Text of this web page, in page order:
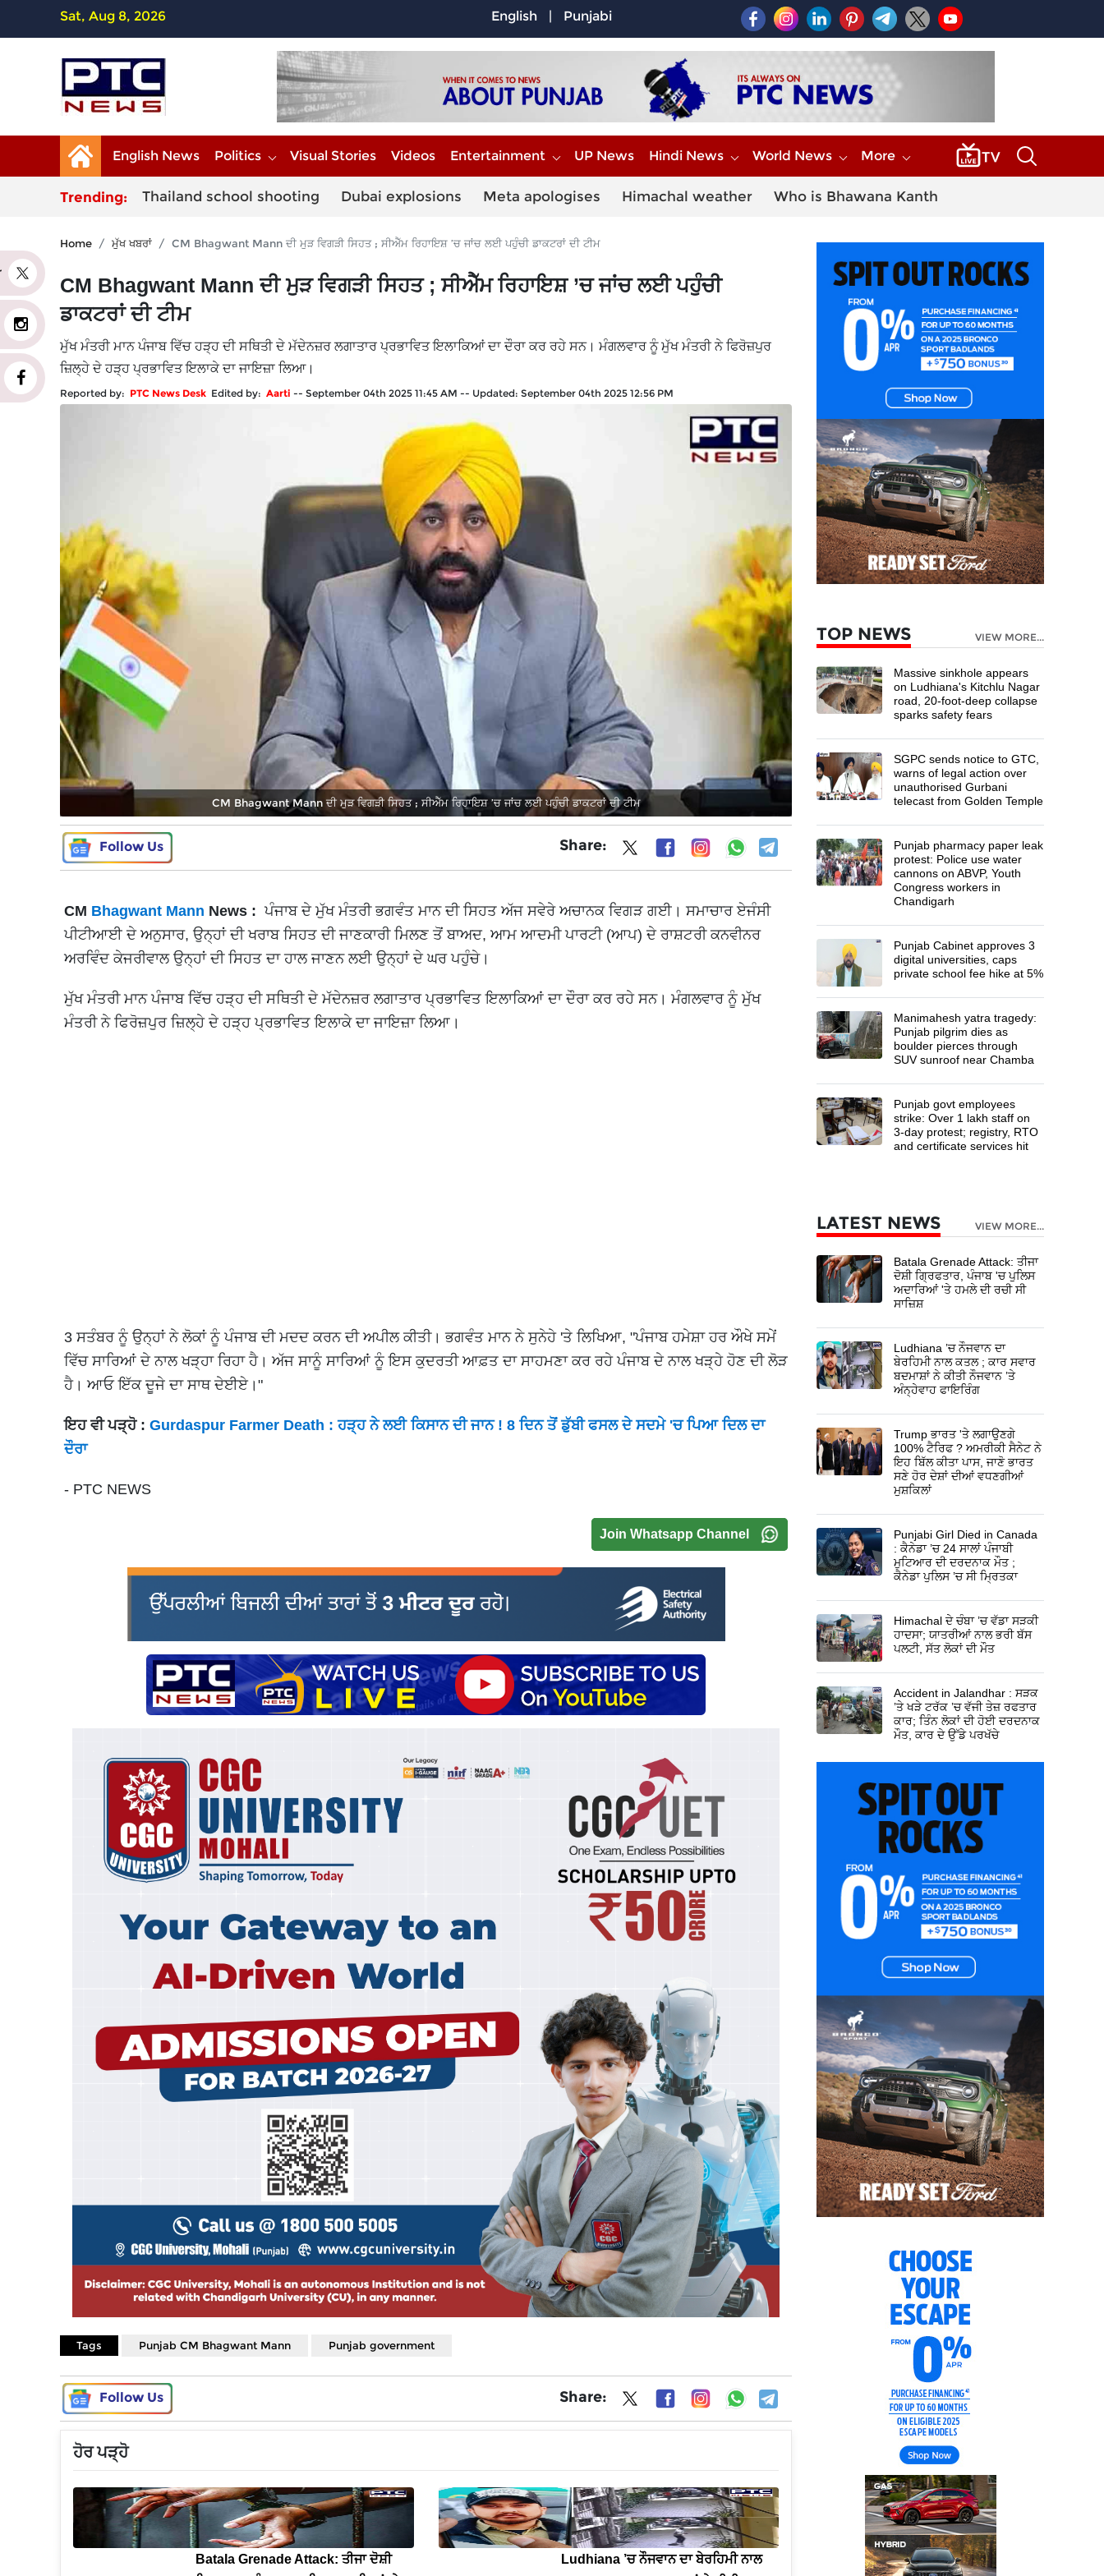
Sat, Aug 8, 2026 English | Punjabi
English News Politics Visual Stories Videos Entertainment UP News Hindi News World News More
Trending: Thailand school shooting Dubai explosions Meta apologises Himachal weather Who is Bhawana Kanth
Home ਮੁੱਖ ਖਬਰਾਂ CM Bhagwant Mann ਦੀ ਮੁੜ ਵਿਗੜੀ ਸਿਹਤ ; ਸੀਐੱਮ ਰਿਹਾਇਸ਼ ’ਚ ਜਾਂਚ ਲਈ ਪਹੁੰਚੀ ਡਾਕਟਰਾਂ ਦੀ ਟੀਮ
CM Bhagwant Mann ਦੀ ਮੁੜ ਵਿਗੜੀ ਸਿਹਤ ; ਸੀਐੱਮ ਰਿਹਾਇਸ਼ ’ਚ ਜਾਂਚ ਲਈ ਪਹੁੰਚੀ
ਡਾਕਟਰਾਂ ਦੀ ਟੀਮ
ਮੁੱਖ ਮੰਤਰੀ ਮਾਨ ਪੰਜਾਬ ਵਿੱਚ ਹੜ੍ਹ ਦੀ ਸਥਿਤੀ ਦੇ ਮੱਦੇਨਜ਼ਰ ਲਗਾਤਾਰ ਪ੍ਰਭਾਵਿਤ ਇਲਾਕਿਆਂ ਦਾ ਦੌਰਾ ਕਰ ਰਹੇ ਸਨ। ਮੰਗਲਵਾਰ ਨੂੰ ਮੁੱਖ ਮੰਤਰੀ ਨੇ ਫਿਰੋਜ਼ਪੁਰ
ਜ਼ਿਲ੍ਹੇ ਦੇ ਹੜ੍ਹ ਪ੍ਰਭਾਵਿਤ ਇਲਾਕੇ ਦਾ ਜਾਇਜ਼ਾ ਲਿਆ।
Reported by: PTC News Desk Edited by: Aarti -- September 04th 2025 11:45 AM -- Updated: September 04th 2025 12:56 PM
CM Bhagwant Mann ਦੀ ਮੁੜ ਵਿਗੜੀ ਸਿਹਤ ; ਸੀਐੱਮ ਰਿਹਾਇਸ਼ ’ਚ ਜਾਂਚ ਲਈ ਪਹੁੰਚੀ ਡਾਕਟਰਾਂ ਦੀ ਟੀਮ
Follow Us Share:
CM Bhagwant Mann News : ਪੰਜਾਬ ਦੇ ਮੁੱਖ ਮੰਤਰੀ ਭਗਵੰਤ ਮਾਨ ਦੀ ਸਿਹਤ ਅੱਜ ਸਵੇਰੇ ਅਚਾਨਕ ਵਿਗੜ ਗਈ। ਸਮਾਚਾਰ ਏਜੰਸੀ
ਪੀਟੀਆਈ ਦੇ ਅਨੁਸਾਰ, ਉਨ੍ਹਾਂ ਦੀ ਖਰਾਬ ਸਿਹਤ ਦੀ ਜਾਣਕਾਰੀ ਮਿਲਣ ਤੋਂ ਬਾਅਦ, ਆਮ ਆਦਮੀ ਪਾਰਟੀ (ਆਪ) ਦੇ ਰਾਸ਼ਟਰੀ ਕਨਵੀਨਰ
ਅਰਵਿੰਦ ਕੇਜਰੀਵਾਲ ਉਨ੍ਹਾਂ ਦੀ ਸਿਹਤ ਦਾ ਹਾਲ ਜਾਣਨ ਲਈ ਉਨ੍ਹਾਂ ਦੇ ਘਰ ਪਹੁੰਚੇ।
ਮੁੱਖ ਮੰਤਰੀ ਮਾਨ ਪੰਜਾਬ ਵਿੱਚ ਹੜ੍ਹ ਦੀ ਸਥਿਤੀ ਦੇ ਮੱਦੇਨਜ਼ਰ ਲਗਾਤਾਰ ਪ੍ਰਭਾਵਿਤ ਇਲਾਕਿਆਂ ਦਾ ਦੌਰਾ ਕਰ ਰਹੇ ਸਨ। ਮੰਗਲਵਾਰ ਨੂੰ ਮੁੱਖ
ਮੰਤਰੀ ਨੇ ਫਿਰੋਜ਼ਪੁਰ ਜ਼ਿਲ੍ਹੇ ਦੇ ਹੜ੍ਹ ਪ੍ਰਭਾਵਿਤ ਇਲਾਕੇ ਦਾ ਜਾਇਜ਼ਾ ਲਿਆ।
3 ਸਤੰਬਰ ਨੂੰ ਉਨ੍ਹਾਂ ਨੇ ਲੋਕਾਂ ਨੂੰ ਪੰਜਾਬ ਦੀ ਮਦਦ ਕਰਨ ਦੀ ਅਪੀਲ ਕੀਤੀ। ਭਗਵੰਤ ਮਾਨ ਨੇ ਸੁਨੇਹੇ 'ਤੇ ਲਿਖਿਆ, "ਪੰਜਾਬ ਹਮੇਸ਼ਾ ਹਰ ਔਖੇ ਸਮੇਂ
ਵਿੱਚ ਸਾਰਿਆਂ ਦੇ ਨਾਲ ਖੜ੍ਹਾ ਰਿਹਾ ਹੈ। ਅੱਜ ਸਾਨੂੰ ਸਾਰਿਆਂ ਨੂੰ ਇਸ ਕੁਦਰਤੀ ਆਫ਼ਤ ਦਾ ਸਾਹਮਣਾ ਕਰ ਰਹੇ ਪੰਜਾਬ ਦੇ ਨਾਲ ਖੜ੍ਹੇ ਹੋਣ ਦੀ ਲੋੜ
ਹੈ। ਆਓ ਇੱਕ ਦੂਜੇ ਦਾ ਸਾਥ ਦੇਈਏ।"
ਇਹ ਵੀ ਪੜ੍ਹੋ : Gurdaspur Farmer Death : ਹੜ੍ਹ ਨੇ ਲਈ ਕਿਸਾਨ ਦੀ ਜਾਨ ! 8 ਦਿਨ ਤੋਂ ਡੁੱਬੀ ਫਸਲ ਦੇ ਸਦਮੇ 'ਚ ਪਿਆ ਦਿਲ ਦਾ
ਦੌਰਾ
- PTC NEWS
Join Whatsapp Channel
Tags Punjab CM Bhagwant Mann Punjab government
Follow Us Share:
ਹੋਰ ਪੜ੍ਹੋ
Batala Grenade Attack: ਤੀਜਾ ਦੋਸ਼ੀ
Ludhiana ’ਚ ਨੌਜਵਾਨ ਦਾ ਬੇਰਹਿਮੀ ਨਾਲ
TOP NEWS VIEW MORE...
Massive sinkhole appears
on Ludhiana's Kitchlu Nagar
road, 20-foot-deep collapse
sparks safety fears
SGPC sends notice to GTC,
warns of legal action over
unauthorised Gurbani
telecast from Golden Temple
Punjab pharmacy paper leak
protest: Police use water
cannons on ABVP, Youth
Congress workers in
Chandigarh
Punjab Cabinet approves 3
digital universities, caps
private school fee hike at 5%
Manimahesh yatra tragedy:
Punjab pilgrim dies as
boulder pierces through
SUV sunroof near Chamba
Punjab govt employees
strike: Over 1 lakh staff on
3-day protest; registry, RTO
and certificate services hit
LATEST NEWS VIEW MORE...
Batala Grenade Attack: ਤੀਜਾ
ਦੋਸ਼ੀ ਗ੍ਰਿਫਤਾਰ, ਪੰਜਾਬ 'ਚ ਪੁਲਿਸ
ਅਦਾਰਿਆਂ 'ਤੇ ਹਮਲੇ ਦੀ ਰਚੀ ਸੀ
ਸਾਜ਼ਿਸ਼
Ludhiana ’ਚ ਨੌਜਵਾਨ ਦਾ
ਬੇਰਹਿਮੀ ਨਾਲ ਕਤਲ ; ਕਾਰ ਸਵਾਰ
ਬਦਮਾਸ਼ਾਂ ਨੇ ਕੀਤੀ ਨੌਜਵਾਨ ’ਤੇ
ਅੰਨ੍ਹੇਵਾਹ ਫਾਇਰਿੰਗ
Trump ਭਾਰਤ 'ਤੇ ਲਗਾਉਣਗੇ
100% ਟੈਰਿਫ ? ਅਮਰੀਕੀ ਸੈਨੇਟ ਨੇ
ਇਹ ਬਿੱਲ ਕੀਤਾ ਪਾਸ, ਜਾਣੋ ਭਾਰਤ
ਸਣੇ ਹੋਰ ਦੇਸ਼ਾਂ ਦੀਆਂ ਵਧਣਗੀਆਂ
ਮੁਸ਼ਕਿਲਾਂ
Punjabi Girl Died in Canada
: ਕੈਨੇਡਾ ’ਚ 24 ਸਾਲਾਂ ਪੰਜਾਬੀ
ਮੁਟਿਆਰ ਦੀ ਦਰਦਨਾਕ ਮੌਤ ;
ਕੈਨੇਡਾ ਪੁਲਿਸ ’ਚ ਸੀ ਮ੍ਰਿਤਕਾ
Himachal ਦੇ ਚੰਬਾ ’ਚ ਵੱਡਾ ਸੜਕੀ
ਹਾਦਸਾ; ਯਾਤਰੀਆਂ ਨਾਲ ਭਰੀ ਬੱਸ
ਪਲਟੀ, ਸੱਤ ਲੋਕਾਂ ਦੀ ਮੌਤ
Accident in Jalandhar : ਸੜਕ
’ਤੇ ਖੜੇ ਟਰੱਕ ’ਚ ਵੱਜੀ ਤੇਜ਼ ਰਫਤਾਰ
ਕਾਰ; ਤਿੰਨ ਲੋਕਾਂ ਦੀ ਹੋਈ ਦਰਦਨਾਕ
ਮੌਤ, ਕਾਰ ਦੇ ਉੱਡੇ ਪਰਖੱਚੇ